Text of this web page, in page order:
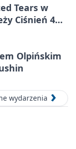
Tears w
Ciśnień 4
Olpińskim
wydarzenia